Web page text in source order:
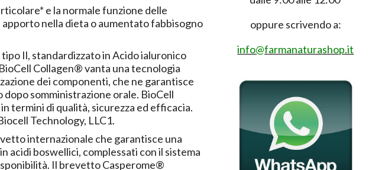
* e la normale funzione delle
nella dieta o aumentato fabbisogno
Il, standardizzato in Acido ialuronico
Collagen® vanta una tecnologia
dei componenti, che ne garantisce
somministrazione orale. BioCell
termini di qualità, sicurezza ed efficacia.
Technology, LLC1.
internazionale che garantisce una
acidi boswellici, complessati con il sistema
Il brevetto Casperome®
oppure scrivendo a:
info@farmanaturashop.it